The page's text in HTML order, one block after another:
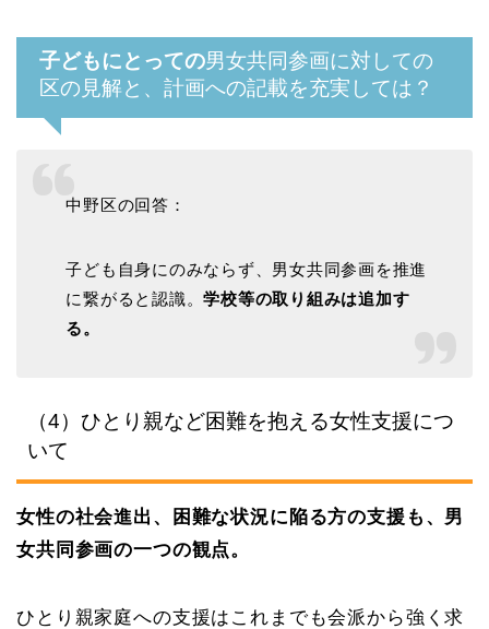
子どもにとっての男女共同参画に対しての
区の見解と、計画への記載を充実しては？
中野区の回答：
子ども自身にのみならず、男女共同参画を推進
に繋がると認識。学校等の取り組みは追加す
る。
（4）ひとり親など困難を抱える女性支援につ
いて
女性の社会進出、困難な状況に陥る方の支援も、男
女共同参画の一つの観点。
ひとり親家庭への支援はこれまでも会派から強く求